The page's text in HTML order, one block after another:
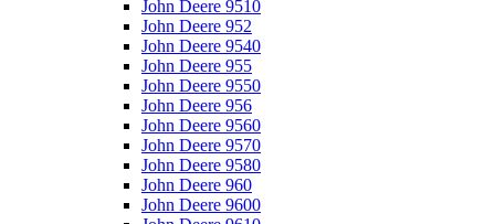
John Deere 9510
John Deere 952
John Deere 9540
John Deere 955
John Deere 9550
John Deere 956
John Deere 9560
John Deere 9570
John Deere 9580
John Deere 960
John Deere 9600